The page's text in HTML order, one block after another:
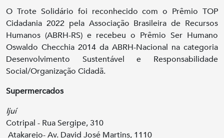
O Trote Solidário foi reconhecido com o Prêmio TOP
Cidadania 2022 pela Associação Brasileira de Recursos
Humanos (ABRH-RS) e recebeu o Prêmio Ser Humano
Oswaldo Checchia 2014 da ABRH-Nacional na categoria
Desenvolvimento Sustentável e Responsabilidade
Social/Organização Cidadã.
Supermercados
Ijuí
Cotripal - Rua Sergipe, 310
Atakarejo- Av. David José Martins, 1110